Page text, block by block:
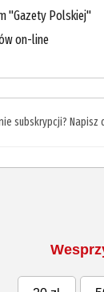
"Gazety Polskiej"
on-line
subskrypcji? Napisz